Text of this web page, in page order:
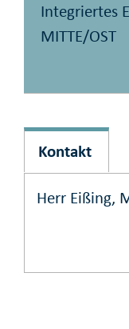
Integriertes
MITTE/OST
Kontakt
Herr Eißing,